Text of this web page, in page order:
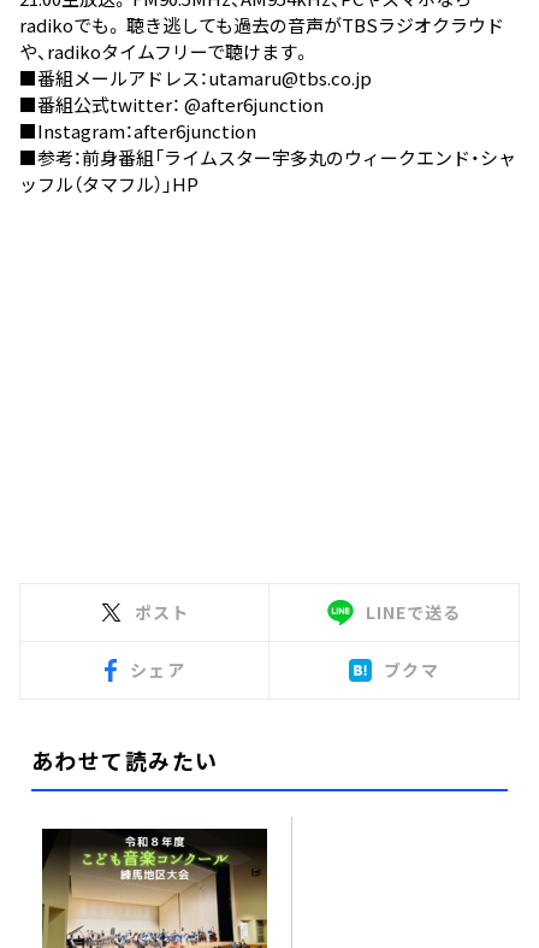
radikoでも。 聴き逃しても過去の音声がTBSラジオクラウド
や、radikoタイムフリーで聴けます。
■番組メールアドレス：utamaru@tbs.co.jp
■番組公式twitter： @after6junction
■Instagram：after6junction
■参考：前身番組「ライムスター宇多丸のウィークエンド・シャ
ッフル（タマフル）」HP
ポスト LINEで送る
シェア ブクマ
あわせて読みたい